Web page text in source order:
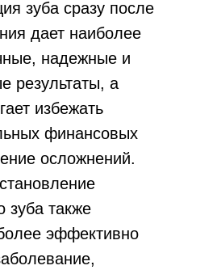
зуба сразу после
дает наиболее
надежные и
результаты, а
избежать
финансовых
осложнений.
зуба также
эффективно